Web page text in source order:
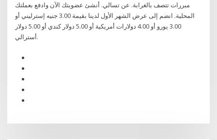
مبررات تتصف بالغرابة. عن تسالي. أنشئ عضويتك الآن وادفع بعملتك
المحلية. انضم إلى عرض الشهر الأول لدينا بقيمة 3.00 جنيه إسترليني أو
3.00 يورو أو 4.00 دولارات أمريكية أو 5.00 دولار كندي أو 5.00 دولار
أسترالي.